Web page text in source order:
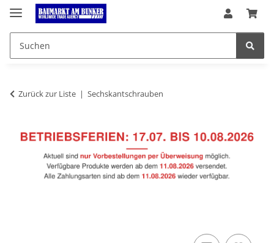
Zurück zur Liste Sechskantschrauben